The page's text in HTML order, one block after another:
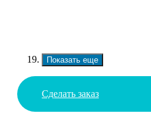
Показать еще
Сделать заказ